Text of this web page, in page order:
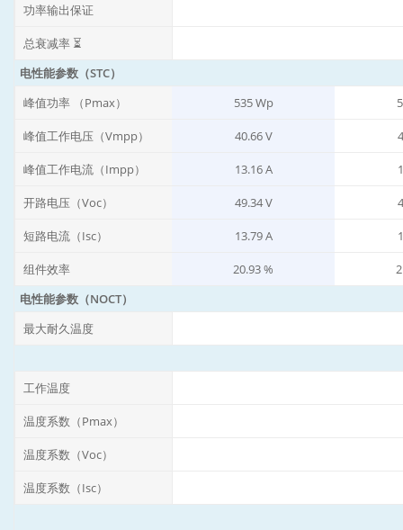
功率输出保证
总衰减率 ⏳
电性能参数（STC）
峰值功率 （Pmax）
535 Wp
峰值工作电压（Vmpp） 40.66 V
峰值工作电流（Impp） 13.16 A
开路电压（Voc） 49.34 V
短路电流（Isc） 13.79 A
组件效率 20.93 %
电性能参数（NOCT）
最大耐久温度
工作温度
温度系数（Pmax）
温度系数（Voc）
温度系数（Isc）